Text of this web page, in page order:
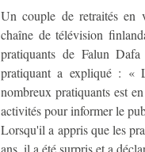
Un couple de retraités en
chaîne de télévision
pratiquants de Falun
pratiquant a expliqué : «
nombreux pratiquants est
activités pour informer le
Lorsqu'il a appris que les
ans, il a été surpris et a